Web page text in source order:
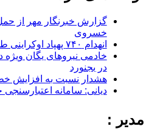
گزارش خبرنگار مهر از
خسروی
انهدام ۷۴۰ پهپاد اوکراینی طی یک روز
خادمی نیروهای یگان ویژه
در بجنورد
هشدار نسبت به افزایش
دیانی: سامانه اعتبارسنجی
مدیر :